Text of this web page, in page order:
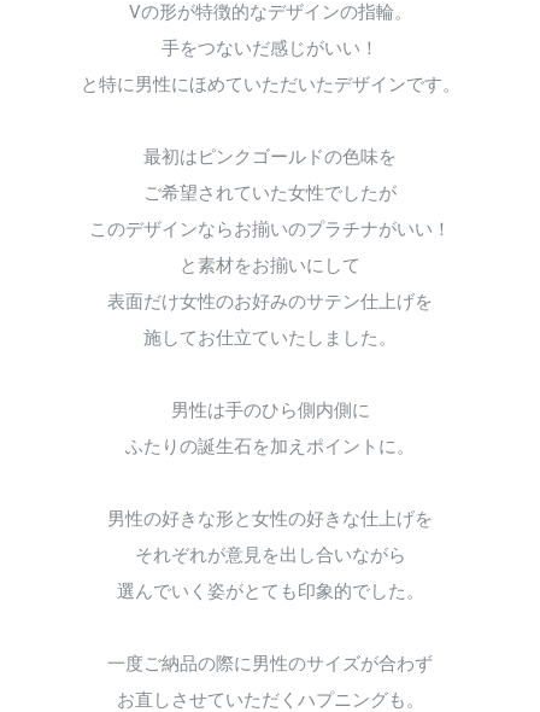
Vの形が特徴的なデザインの指輪。
手をつないだ感じがいい！
と特に男性にほめていただいたデザインです。
最初はピンクゴールドの色味を
ご希望されていた女性でしたが
このデザインならお揃いのプラチナがいい！
と素材をお揃いにして
表面だけ女性のお好みのサテン仕上げを
施してお仕立ていたしました。
男性は手のひら側内側に
ふたりの誕生石を加えポイントに。
男性の好きな形と女性の好きな仕上げを
それぞれが意見を出し合いながら
選んでいく姿がとても印象的でした。
一度ご納品の際に男性のサイズが合わず
お直しさせていただくハプニングも。